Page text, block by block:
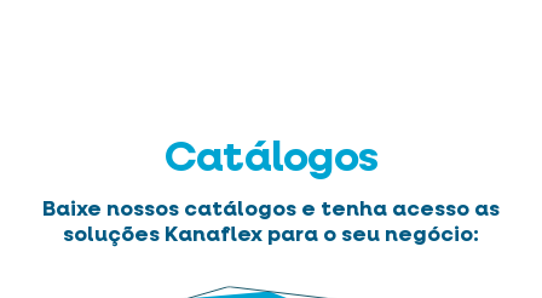
Catálogos
Baixe nossos catálogos e tenha acesso as
soluções Kanaflex para o seu negócio: